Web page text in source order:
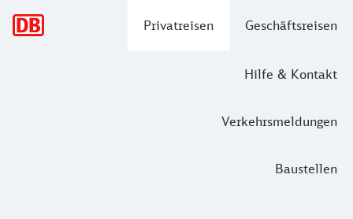
Privatreisen Geschäftsreisen
Hilfe & Kontakt
Verkehrsmeldungen
Baustellen